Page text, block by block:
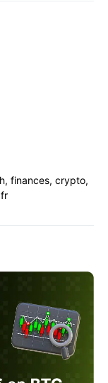
finances, crypto,